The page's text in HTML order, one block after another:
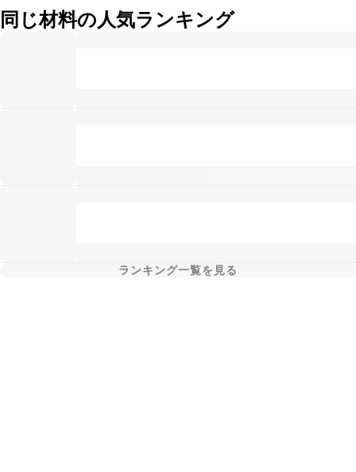
同じ材料の人気ランキング
ランキング一覧を見る